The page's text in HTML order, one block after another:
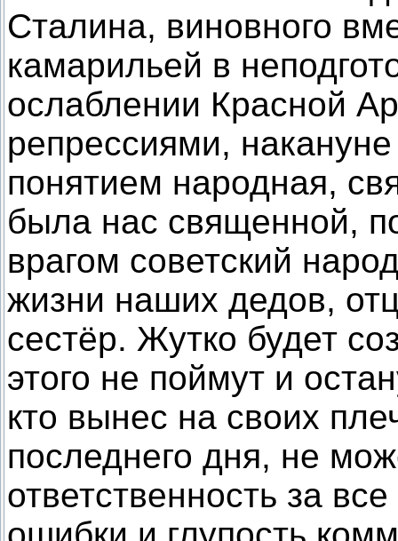
Сталина, виновного
камарильей в
ослаблении Красной
репрессиями,
понятием народная,
была нас священной,
врагом советский
жизни наших дедов,
сестёр. Жутко будет
этого не поймут и
кто вынес на своих
последнего дня, не
ответственность за